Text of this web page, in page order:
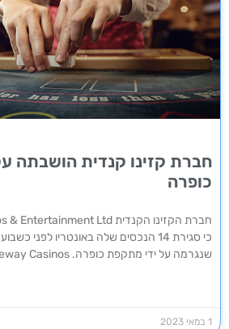
חברת קזינו קנדית הושבתה
כופרה
שנגרמה על ידי מתקפת כופרה. Gateway Casinos סגרו
1 במאי 2023